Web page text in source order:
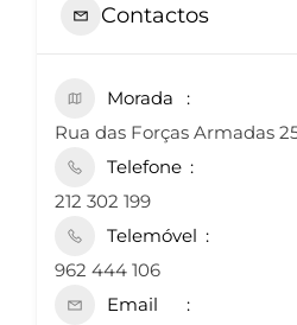
Contactos
Morada
Rua das Forças Armadas
Telefone
212 302 199
Telemóvel
962 444 106
Email